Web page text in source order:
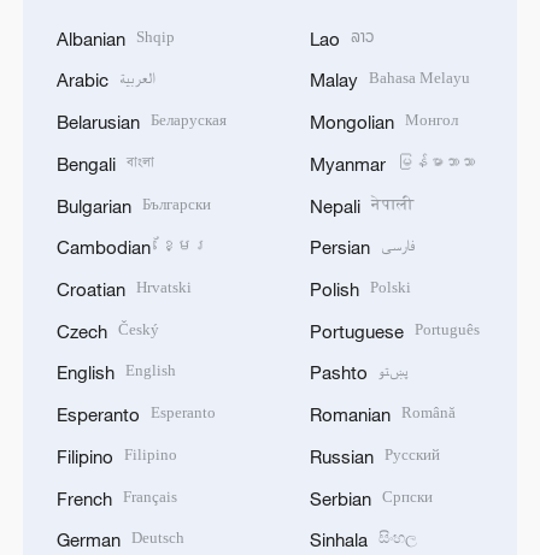
Albanian Shqip
Arabic العربية
Belarusian Беларуская
Bengali বাংলা
Bulgarian Български
Cambodian ខ្មែរ
Croatian Hrvatski
Czech Český
English English
Esperanto Esperanto
Filipino Filipino
French Français
German Deutsch
Lao ລາວ
Malay Bahasa Melayu
Mongolian Монгол
Myanmar မြန်မာဘာသာ
Nepali नेपाली
Persian فارسی
Polish Polski
Portuguese Português
Pashto پښتو
Romanian Română
Russian Русский
Serbian Српски
Sinhala සිංහල